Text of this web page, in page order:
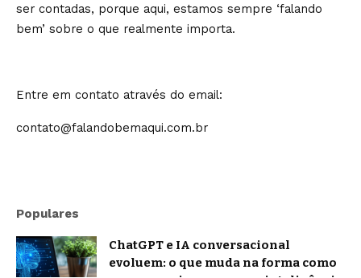
ser contadas, porque aqui, estamos sempre ‘falando
bem’ sobre o que realmente importa.
Entre em contato através do email:
contato@falandobemaqui.com.br
Populares
ChatGPT e IA conversacional
evoluem: o que muda na forma como